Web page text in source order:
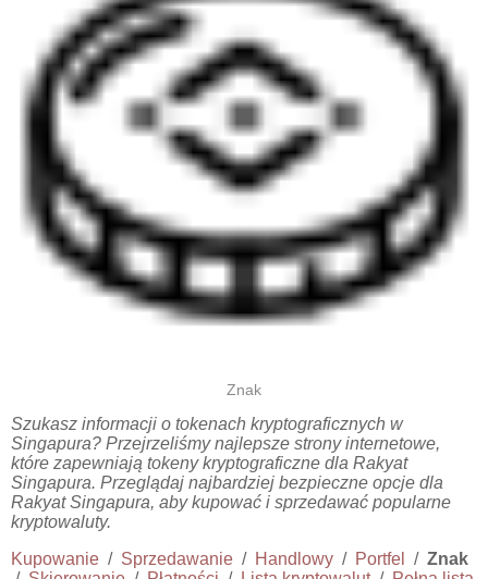
Znak
Szukasz informacji o tokenach kryptograficznych w
Singapura? Przejrzeliśmy najlepsze strony internetowe,
które zapewniają tokeny kryptograficzne dla Rakyat
Singapura. Przeglądaj najbardziej bezpieczne opcje dla
Rakyat Singapura, aby kupować i sprzedawać popularne
kryptowaluty.
Kupowanie / Sprzedawanie / Handlowy / Portfel / Znak